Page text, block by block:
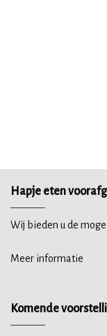
Hapje eten
Wij bieden u de
Meer informatie
Komende